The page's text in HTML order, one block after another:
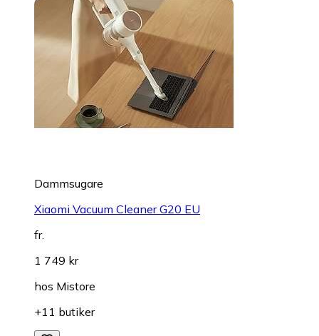
Dammsugare
Xiaomi Vacuum Cleaner G20 EU
fr.
1 749 kr
hos Mistore
+11 butiker